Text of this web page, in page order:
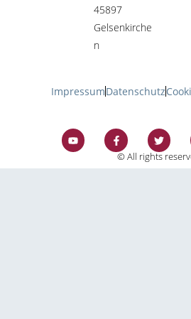
45897
Gelsenkirche
n
ImpressumDatenschutz
© All rights